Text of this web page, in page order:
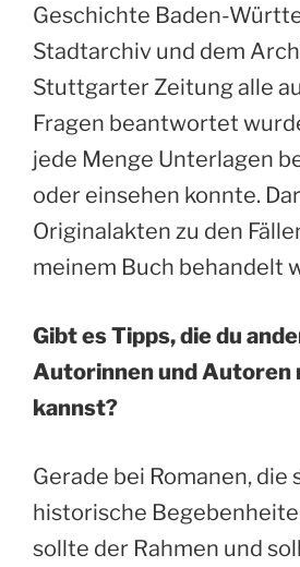
Geschichte Baden-
Stadtarchiv und dem
Stuttgarter Zeitung alle
Fragen beantwortet
jede Menge Unterlagen
oder einsehen konnte.
Originalakten zu den
meinem Buch behandelt
Gibt es Tipps, die du
Autorinnen und Autoren
kannst?
Gerade bei Romanen, die
historische
sollte der Rahmen und